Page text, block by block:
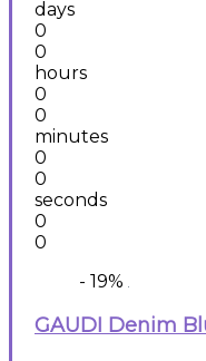
days
0
0
hours
0
0
minutes
0
0
seconds
0
0
- 19%
GAUDI Denim